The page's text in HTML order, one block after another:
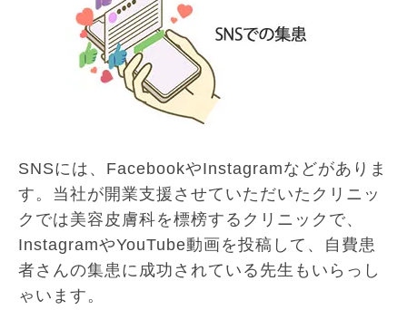
SNSには、FacebookやInstagramなどがありま
す。当社が開業支援させていただいたクリニッ
クでは美容皮膚科を標榜するクリニックで、
InstagramやYouTube動画を投稿して、自費患
者さんの集患に成功されている先生もいらっし
ゃいます。